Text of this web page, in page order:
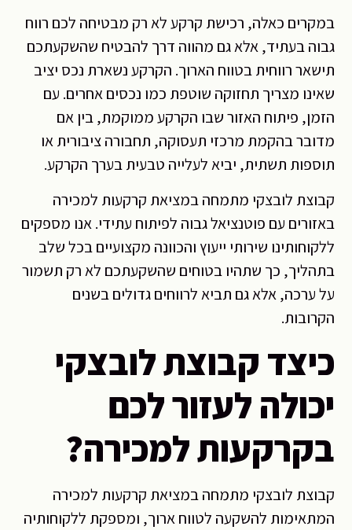
במקרים כאלה, רכישת קרקע לא רק מבטיחה לכם רווח
גבוה בעתיד, אלא גם מהווה דרך להבטיח שהשקעתכם
תישאר רווחית בטווח הארוך. הקרקע נשארת נכס יציב
שאינו מצריך תחזוקה שוטפת כמו נכסים אחרים. עם
הזמן, פיתוח האזור שבו הקרקע ממוקמת, בין אם
מדובר בהקמת מרכזי תעסוקה, תחבורה ציבורית או
תוספות תשתית, יביא לעלייה טבעית בערך הקרקע.
קבוצת לובצקי מתמחה במציאת קרקעות למכירה
באזורים עם פוטנציאל גבוה לפיתוח עתידי. אנו מספקים
ללקוחותינו שירותי ייעוץ והכוונה מקצועיים בכל שלב
בתהליך, כך שתהיו בטוחים שהשקעתכם לא רק תשמור
על ערכה, אלא גם תביא לרווחים גדולים בשנים
הקרובות.
כיצד קבוצת לובצקי
יכולה לעזור לכם
בקרקעות למכירה?
קבוצת לובצקי מתמחה במציאת קרקעות למכירה
המתאימות להשקעה לטווח ארוך, ומספקת ללקוחותיה